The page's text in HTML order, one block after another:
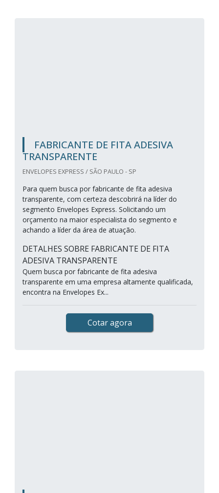
FABRICANTE DE FITA ADESIVA
TRANSPARENTE
ENVELOPES EXPRESS / SÃO PAULO - SP
Para quem busca por fabricante de fita adesiva
transparente, com certeza descobrirá na líder do
segmento Envelopes Express. Solicitando um
orçamento na maior especialista do segmento e
achando a líder da área de atuação.
DETALHES SOBRE FABRICANTE DE FITA
ADESIVA TRANSPARENTE
Quem busca por fabricante de fita adesiva
transparente em uma empresa altamente qualificada,
encontra na Envelopes Ex...
Cotar agora